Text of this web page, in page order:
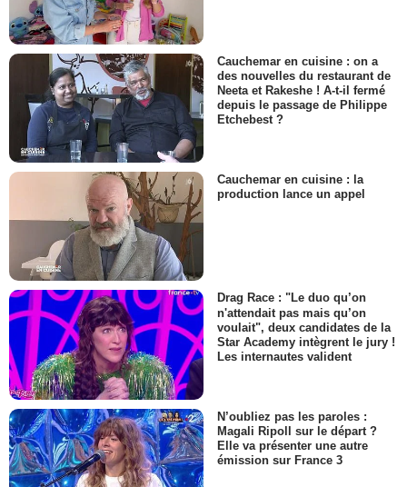
Cauchemar en cuisine : on a
des nouvelles du restaurant de
Neeta et Rakeshe ! A-t-il fermé
depuis le passage de Philippe
Etchebest ?
Cauchemar en cuisine : la
production lance un appel
Drag Race : "Le duo qu’on
n'attendait pas mais qu’on
voulait", deux candidates de la
Star Academy intègrent le jury !
Les internautes valident
N’oubliez pas les paroles :
Magali Ripoll sur le départ ?
Elle va présenter une autre
émission sur France 3